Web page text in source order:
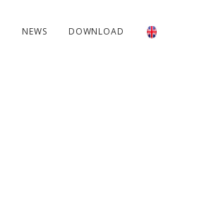
NEWS DOWNLOAD